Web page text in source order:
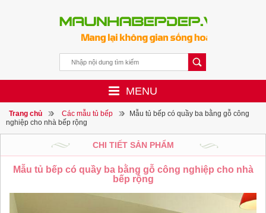
MENU
Trang chủ Các mẫu tủ bếp
Mẫu tủ bếp có quầy ba bằng gỗ công
nghiệp cho nhà bếp rộng
CHI TIẾT SẢN PHẨM
Mẫu tủ bếp có quầy ba bằng gỗ công nghiệp cho nhà
bếp rộng